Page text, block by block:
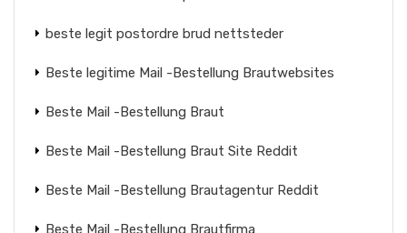
beste legit postordre brud nettsteder
Beste legitime Mail -Bestellung Brautwebsites
Beste Mail -Bestellung Braut
Beste Mail -Bestellung Braut Site Reddit
Beste Mail -Bestellung Brautagentur Reddit
Beste Mail -Bestellung Brautfirma